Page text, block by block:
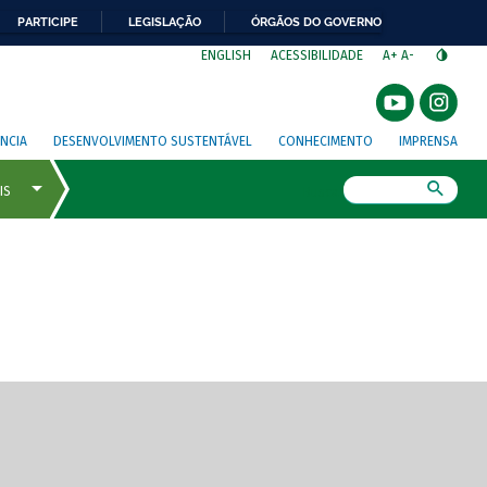
PARTICIPE LEGISLAÇÃO ÓRGÃOS DO GOVERNO
ENGLISH ACESSIBILIDADE A+ A-
DESENVOLVIMENTO SUSTENTÁVEL CONHECIMENTO IMPRENSA
de tela